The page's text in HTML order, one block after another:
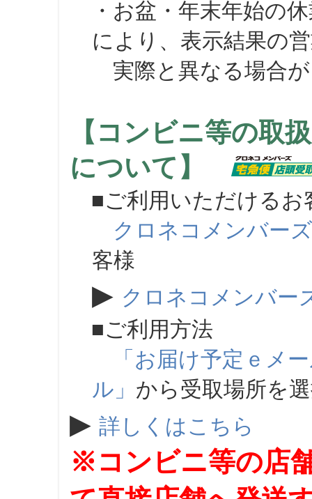
・お盆・年末年始の
により、表示結果の
実際と異なる場合が
【コンビニ等の取
について】
■ご利用いただけるお
クロネコメンバーズ
客様
▶ クロネコメンバー
■ご利用方法
「お届け予定ｅメ
ル」 から受取場所を
▶ 詳しくはこちら
※コンビニ等の店